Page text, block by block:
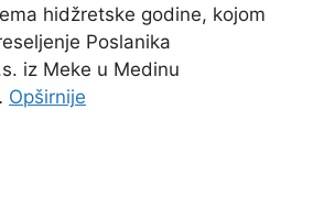
hidžretske godine, kojom
Poslanika
iz Meke u Medinu
Opširnije